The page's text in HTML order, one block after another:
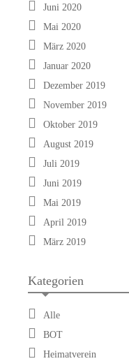
Juni 2020
Mai 2020
März 2020
Januar 2020
Dezember 2019
November 2019
Oktober 2019
August 2019
Juli 2019
Juni 2019
Mai 2019
April 2019
März 2019
Kategorien
Alle
BOT
Heimatverein